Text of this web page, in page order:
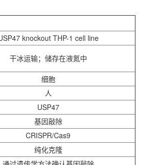
knockout THP-1 cell line
干冰运输；储存在液氮中
细胞
人
USP47
基因敲除
CRISPR/Cas9
纯化克隆